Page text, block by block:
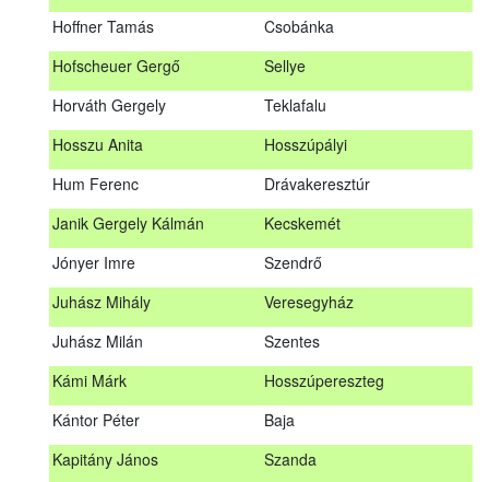
Hoffner Tamás
Csobánka
Hofscheuer Gergő
Sellye
Horváth Gergely
Teklafalu
Hosszu Anita
Hosszúpályi
Hum Ferenc
Drávakeresztúr
Janik Gergely Kálmán
Kecskemét
Jónyer Imre
Szendrő
Juhász Mihály
Veresegyház
Juhász Milán
Szentes
Kámi Márk
Hosszúpereszteg
Kántor Péter
Baja
Kapitány János
Szanda
Kosd
Csobánka
Horváth Gergely
Hosszu Anita
Drávakeresztúr
Szendrő
Veresegyház
Juhász Milán